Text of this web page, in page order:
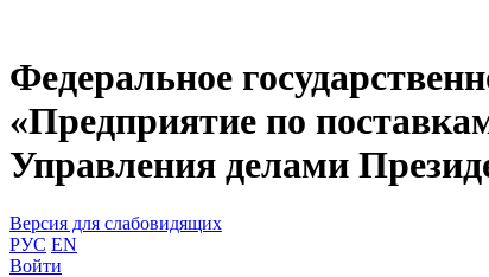
Федеральное
«Предприятие по
Управления делами
Версия для слабовидящих
РУС EN
Войти